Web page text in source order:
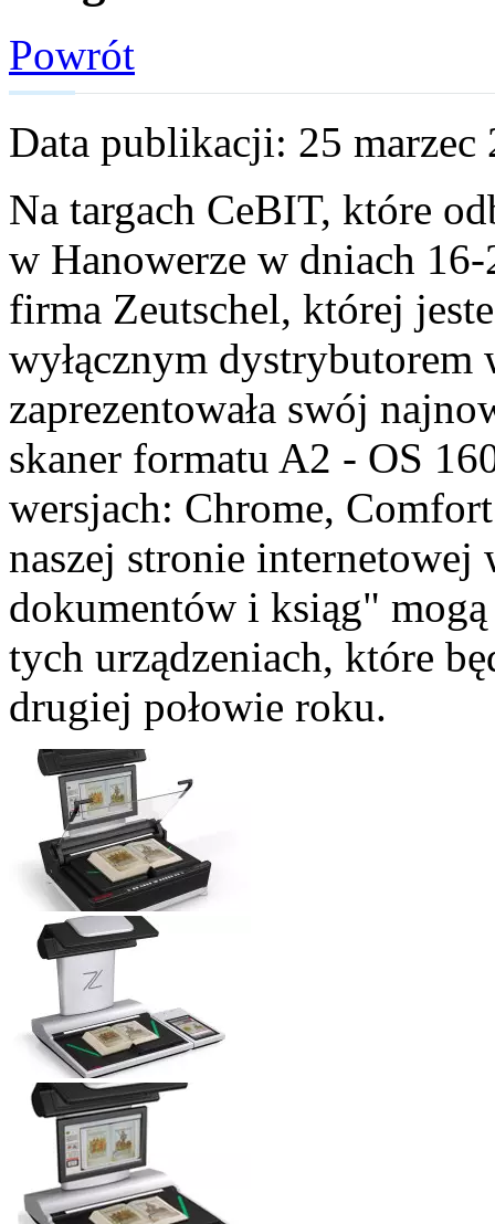
Powrót
Data publikacji: 25 marzec
Na targach CeBIT, które
w Hanowerze w dniach
firma Zeutschel, której
wyłącznym dystrybutorem
zaprezentowała swój
skaner formatu A2 - OS
wersjach: Chrome,
naszej stronie internetowej
dokumentów i ksiąg"
tych urządzeniach, które
drugiej połowie roku.